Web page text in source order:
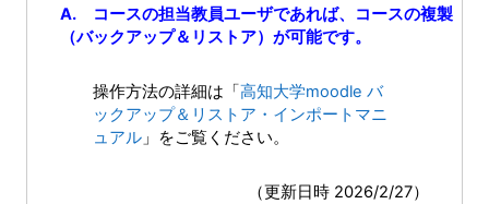
A. コースの担当教員ユーザであれば、コースの複製
（バックアップ＆リストア）が可能です。
操作方法の詳細は「高知大学moodle バ
ックアップ＆リストア・インポートマニ
ュアル 」をご覧ください。
（更新日時 2026/2/27）